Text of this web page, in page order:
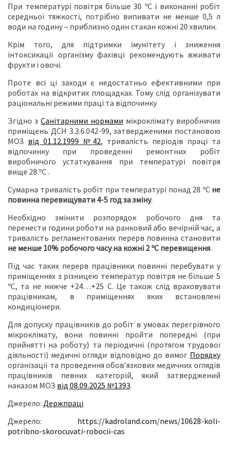
При температурі повітря більше 30 ºС і виконанні робіт
середньої тяжкості, потрібно випивати не менше 0,5 л
води на годину – приблизно один стакан кожні 20 хвилин.
Крім того, для підтримки імунітету і зниження
інтоксикації організму фахівці рекомендують вживати
фрукти і овочі.
Проте всі ці заходи є недостатньо ефективними при
роботах на відкритих площадках. Тому слід організувати
раціональні режими праці та відпочинку
Згідно з Санітарними нормами мікроклімату виробничих
приміщень ДСН 3.3.6.042-99, затвердженими постановою
МОЗ від 01.12.1999 №42, тривалість періодів праці та
відпочинку при проведенні ремонтних робіт
виробничого устаткування при температурі повітря
вище 28 ºС .
Сумарна тривалість робіт при температурі понад 28 ºС не
повинна перевищувати 4-5 год за зміну.
Необхідно змінити розпорядок робочого дня та
перенести години роботи на ранковий або вечірній час, а
тривалість регламентованих перерв повинна становити
не менше 10% робочого часу на кожні 2 ºС перевищення.
Під час таких перерв працівники повинні перебувати у
приміщеннях з різницею температур повітря не більше 5
ºС, та не нижче +24…+25 С. Це також слід враховувати
працівникам, в приміщеннях яких встановлені
кондиціонери.
Для допуску працівників до робіт в умовах перегрівного
мікроклімату, вони повинні пройти попередні (при
прийнятті на роботу) та періодичні (протягом трудової
діяльності) медичні огляди відповідно до вимог Порядку
організації та проведення обов’язкових медичних оглядів
працівників певних категорій, який затверджений
наказом МОЗ від 08.09.2025 №1393.
Джерело: Держпраці
Джерело: https://kadroland.com/news/10628-koli-
potribno-skorocuvati-robocii-cas